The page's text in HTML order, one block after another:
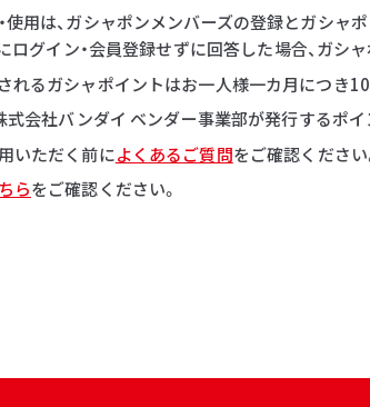
使用は、ガシャポンメンバーズの登録とガシャ
ログイン・会員登録せずに回答した場合、ガシ
れるガシャポイントはお一人様一カ月につき
株式会社バンダイ ベンダー事業部が発行するポイ
いただく前によくあるご質問をご確認ください
らをご確認ください。